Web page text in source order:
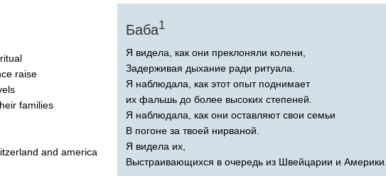
ritual
raise
families
and america
Баба1
Я видела, как они преклоняли колени,
Задерживая дыхание ради ритуала.
Я наблюдала, как этот опыт поднимает
их фальшь до более высоких степеней.
Я наблюдала, как они оставляют свои семьи
В погоне за твоей нирваной.
Я видела их,
Выстраивающихся в очередь из Швейцарии и